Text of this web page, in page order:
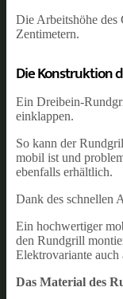
Die Arbeitshöhe des
Zentimetern.
Die Konstruktion
Ein Dreibein-
einklappen.
So kann der
mobil ist und
ebenfalls erhältlich.
Dank des schnellen
Ein hochwertiger
den Rundgrill
Elektrovariante
Das Material des